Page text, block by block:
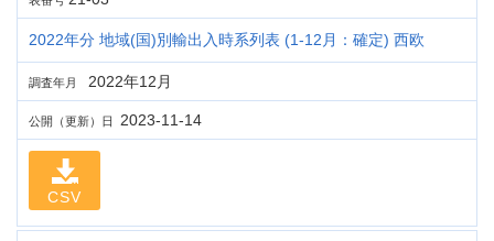
2022年分 地域(国)別輸出入時系列表 (1-12月：確定) 西欧
調査年月 2022年12月
公開（更新）日 2023-11-14
CSV